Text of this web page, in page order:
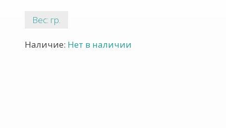
Вес: гр.
Наличие: Нет в наличии